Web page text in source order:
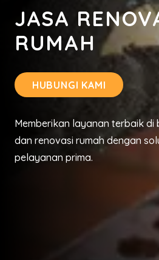
JASA
RUMAH
HUBUNGI KAMI
Memberikan layanan terbaik di
dan renovasi rumah dengan
pelayanan prima.